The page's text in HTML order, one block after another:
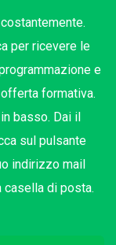
per ricevere le
e
formativa.
basso. Dai il
sul pulsante
indirizzo mail
casella di posta.